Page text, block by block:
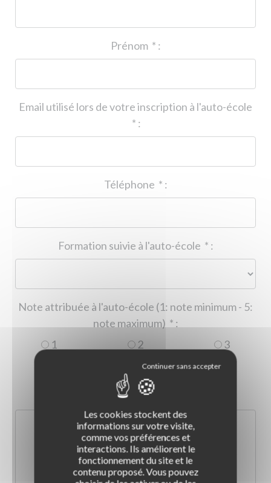
* :
Email utilisé lors de votre inscription à l'auto-école
* :
* :
* :
Note attribuée à l'auto-école (1: note minimum - 5:
* :
1
2
3
5
Les cookies stockent des
informations sur votre visite,
comme vos préférences et
interactions. Ils améliorent le
fonctionnement du site et le
contenu proposé. Vous pouvez